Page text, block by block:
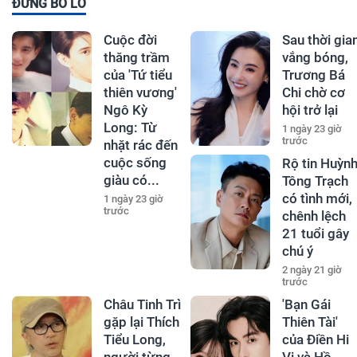
ĐỪNG BỎ LỠ
Cuộc đời
thăng trầm
của 'Tứ tiểu
thiên vương'
Ngô Kỳ
Long: Từ
nhặt rác đến
cuộc sống
giàu có...
1 ngày 23 giờ
trước
Sau thời
vắng bóng,
Trương Bá
Chi chờ cơ
hội trở lại
1 ngày 23 giờ
trước
Rộ tin Huỳnh
Tông Trạch
có tình mới,
chênh lệch
21 tuổi gây
chú ý
2 ngày 21 giờ
trước
Châu Tinh Trì
gặp lại Thích
Tiểu Long,
'Bạn Gái
Thiên Tài'
của Điền Hi